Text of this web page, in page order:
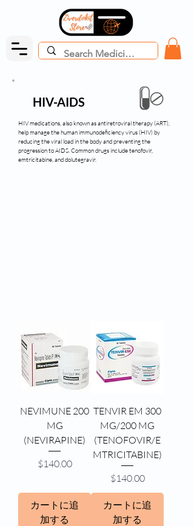
HIV-AIDS
HIV medications, also known as antiretroviral therapy (ART),
help manage the human immunodeficiency virus (HIV) by
reducing the viral load in the body and preventing the
progression to AIDS. Common drugs include tenofovir,
emtricitabine, and dolutegravir.
NEVIMUNE 200
MG
(NEVIRAPINE)
価格
$140.00
カートに追
加する
TENVIR EM 300
MG/200 MG
(TENOFOVIR/E
MTRICITABINE)
価格
$140.00
カートに追
加する